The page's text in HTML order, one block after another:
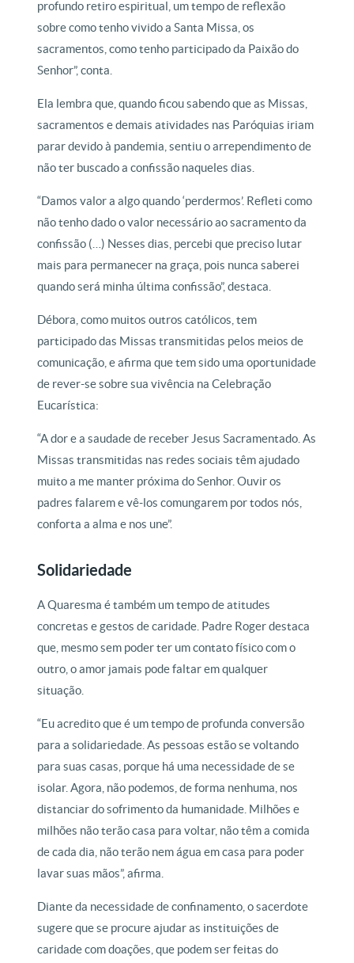
profundo retiro espiritual, um tempo de reflexão
sobre como tenho vivido a Santa Missa, os
sacramentos, como tenho participado da Paixão do
Senhor”, conta.
Ela lembra que, quando ficou sabendo que as Missas,
sacramentos e demais atividades nas Paróquias iriam
parar devido à pandemia, sentiu o arrependimento de
não ter buscado a confissão naqueles dias.
“Damos valor a algo quando ‘perdermos’. Refleti como
não tenho dado o valor necessário ao sacramento da
confissão (…) Nesses dias, percebi que preciso lutar
mais para permanecer na graça, pois nunca saberei
quando será minha última confissão”, destaca.
Débora, como muitos outros católicos, tem
participado das Missas transmitidas pelos meios de
comunicação, e afirma que tem sido uma oportunidade
de rever-se sobre sua vivência na Celebração
Eucarística:
“A dor e a saudade de receber Jesus Sacramentado. As
Missas transmitidas nas redes sociais têm ajudado
muito a me manter próxima do Senhor. Ouvir os
padres falarem e vê-los comungarem por todos nós,
conforta a alma e nos une”.
Solidariedade
A Quaresma é também um tempo de atitudes
concretas e gestos de caridade. Padre Roger destaca
que, mesmo sem poder ter um contato físico com o
outro, o amor jamais pode faltar em qualquer
situação.
“Eu acredito que é um tempo de profunda conversão
para a solidariedade. As pessoas estão se voltando
para suas casas, porque há uma necessidade de se
isolar. Agora, não podemos, de forma nenhuma, nos
distanciar do sofrimento da humanidade. Milhões e
milhões não terão casa para voltar, não têm a comida
de cada dia, não terão nem água em casa para poder
lavar suas mãos”, afirma.
Diante da necessidade de confinamento, o sacerdote
sugere que se procure ajudar as instituições de
caridade com doações, que podem ser feitas do